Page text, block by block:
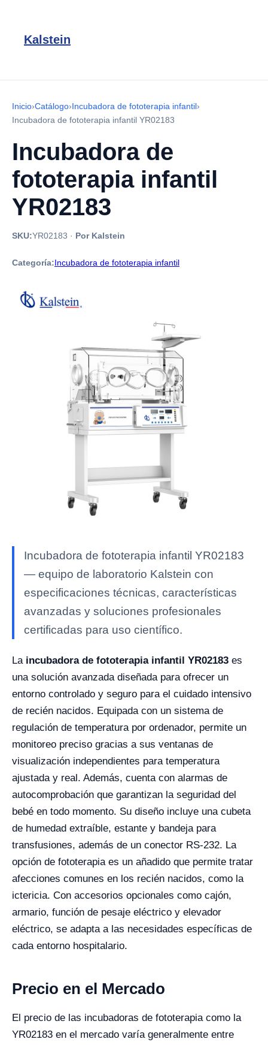
Kalstein
Inicio›Catálogo›Incubadora de fototerapia infantil›
Incubadora de fototerapia infantil YR02183
Incubadora de
fototerapia infantil
YR02183
SKU:YR02183 · Por Kalstein
Categoría:Incubadora de fototerapia infantil
Incubadora de fototerapia infantil YR02183
— equipo de laboratorio Kalstein con
especificaciones técnicas, características
avanzadas y soluciones profesionales
certificadas para uso científico.
La incubadora de fototerapia infantil YR02183 es
una solución avanzada diseñada para ofrecer un
entorno controlado y seguro para el cuidado intensivo
de recién nacidos. Equipada con un sistema de
regulación de temperatura por ordenador, permite un
monitoreo preciso gracias a sus ventanas de
visualización independientes para temperatura
ajustada y real. Además, cuenta con alarmas de
autocomprobación que garantizan la seguridad del
bebé en todo momento. Su diseño incluye una cubeta
de humedad extraíble, estante y bandeja para
transfusiones, además de un conector RS-232. La
opción de fototerapia es un añadido que permite tratar
afecciones comunes en los recién nacidos, como la
ictericia. Con accesorios opcionales como cajón,
armario, función de pesaje eléctrico y elevador
eléctrico, se adapta a las necesidades específicas de
cada entorno hospitalario.
Precio en el Mercado
El precio de las incubadoras de fototerapia como la
YR02183 en el mercado varía generalmente entre